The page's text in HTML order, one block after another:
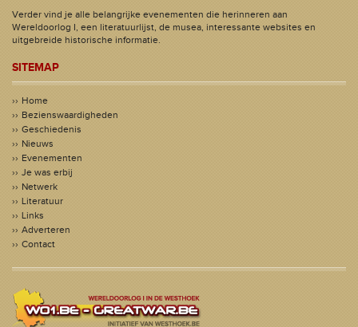
Verder vind je alle belangrijke evenementen die herinneren aan
Wereldoorlog I, een literatuurlijst, de musea, interessante websites en
uitgebreide historische informatie.
SITEMAP
Home
Bezienswaardigheden
Geschiedenis
Nieuws
Evenementen
Je was erbij
Netwerk
Literatuur
Links
Adverteren
Contact